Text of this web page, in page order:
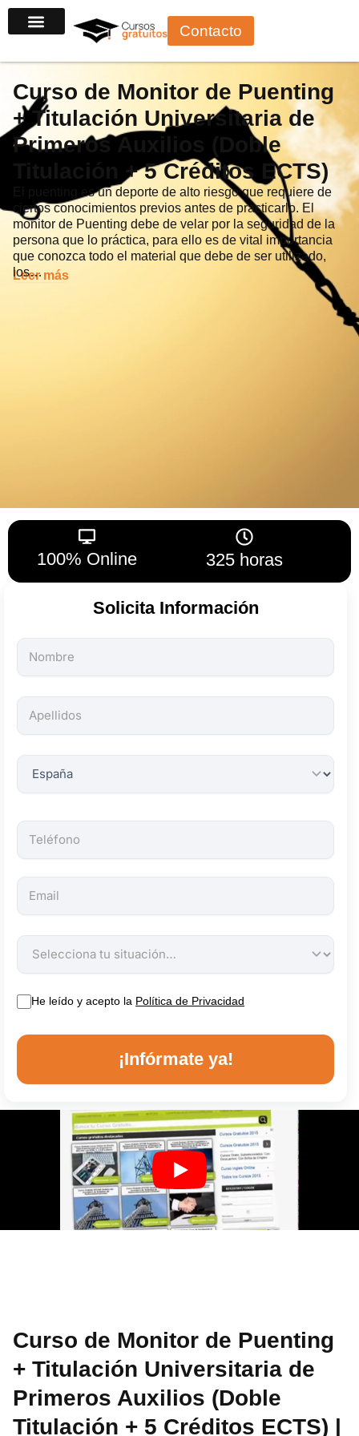
al
Contacto
Curso de Monitor de Puenting
+ Titulación Universitaria de
Primeros Auxilios (Doble
Titulación + 5 Créditos ECTS)
El puenting es un deporte de alto riesgo que requiere de
ciertos conocimientos previos antes de practicarlo. El
monitor de Puenting debe de velar por la seguridad de la
persona que lo práctica, para ello es de vital importancia
que conozca todo el material que debe de ser utilizado,
los…
Leer más
100% Online 325 horas
Solicita Información
Todos
los
son
obligatorios.
He leído y acepto la Política de Privacidad
¡Infórmate ya!
Curso de Monitor de Puenting
+ Titulación Universitaria de
Primeros Auxilios (Doble
Titulación + 5 Créditos ECTS) |